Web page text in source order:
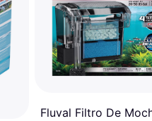
Fluval Filtro De